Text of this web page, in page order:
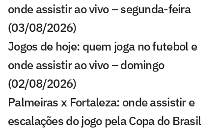
onde assistir ao vivo – segunda-feira
(03/08/2026)
Jogos de hoje: quem joga no futebol e
onde assistir ao vivo – domingo
(02/08/2026)
Palmeiras x Fortaleza: onde assistir e
escalações do jogo pela Copa do Brasil